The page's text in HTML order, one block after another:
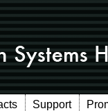
Support